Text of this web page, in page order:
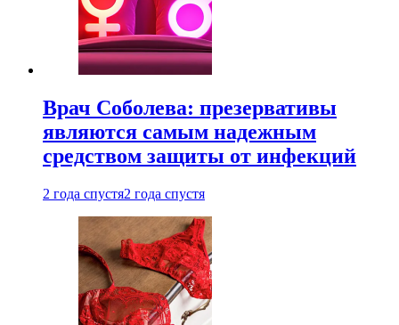
Врач Соболева: презервативы
являются самым надежным
средством защиты от инфекций
2 года спустя2 года спустя